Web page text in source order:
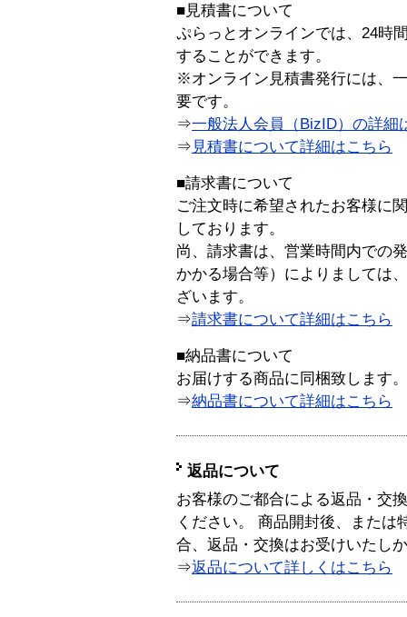
■見積書について
ぷらっとオンラインでは、24時
することができます。
※オンライン見積書発行には、
要です。
⇒一般法人会員（BizID）の詳細
⇒ 見積書について詳細はこちら
■請求書について
ご注文時に希望されたお客様に
しております。
尚、請求書は、営業時間内での
かかる場合等）によりましては
ざいます。
⇒請求書について詳細はこちら
■納品書について
お届けする商品に同梱致します。
⇒納品書について詳細はこちら
返品について
お客様のご都合による返品・交
ください。 商品開封後、または
合、返品・交換はお受けいたし
⇒返品について詳しくはこちら